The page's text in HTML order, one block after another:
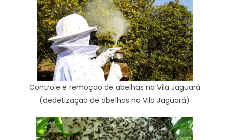
Controle e remoçaõ de abelhas na Vila Jaguará
(dedetização de abelhas na Vila Jaguará)